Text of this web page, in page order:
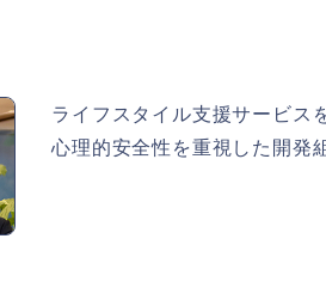
ライフスタイル支援サービス
心理的安全性を重視した開発